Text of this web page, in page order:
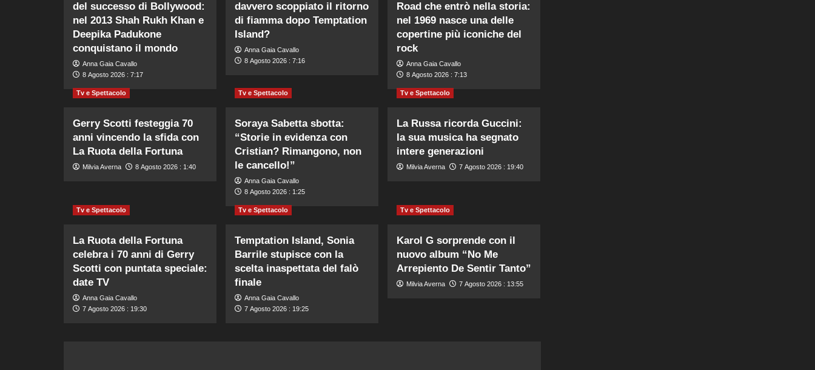
del successo di Bollywood:
nel 2013 Shah Rukh Khan e
Deepika Padukone
conquistano il mondo
Anna Gaia Cavallo
8 Agosto 2026 : 7:17
davvero scoppiato il ritorno
di fiamma dopo Temptation
Island?
Anna Gaia Cavallo
8 Agosto 2026 : 7:16
Road che entrò nella storia:
nel 1969 nasce una delle
copertine più iconiche del
rock
Anna Gaia Cavallo
8 Agosto 2026 : 7:13
Tv e Spettacolo
Gerry Scotti festeggia 70
anni vincendo la sfida con
La Ruota della Fortuna
Milvia Averna 8 Agosto 2026 : 1:40
Tv e Spettacolo
Soraya Sabetta sbotta:
“Storie in evidenza con
Cristian? Rimangono, non
le cancello!”
Anna Gaia Cavallo
8 Agosto 2026 : 1:25
Tv e Spettacolo
La Russa ricorda Guccini:
la sua musica ha segnato
intere generazioni
Milvia Averna 7 Agosto 2026 : 19:40
Tv e Spettacolo
La Ruota della Fortuna
celebra i 70 anni di Gerry
Scotti con puntata speciale:
date TV
Anna Gaia Cavallo
7 Agosto 2026 : 19:30
Tv e Spettacolo
Temptation Island, Sonia
Barrile stupisce con la
scelta inaspettata del falò
finale
Anna Gaia Cavallo
7 Agosto 2026 : 19:25
Tv e Spettacolo
Karol G sorprende con il
nuovo album “No Me
Arrepiento De Sentir Tanto”
Milvia Averna 7 Agosto 2026 : 13:55